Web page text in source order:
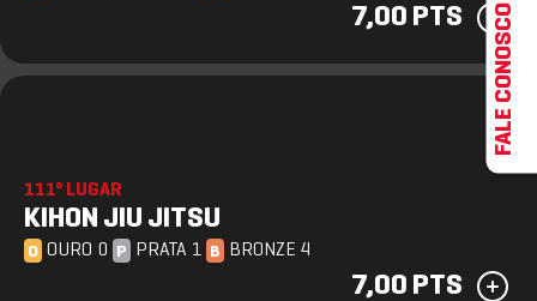
7,00 PTS
111º LUGAR
KIHON JIU JITSU
O OURO 0 P PRATA 1 B BRONZE 4
7,00 PTS
FALE CONOSCO